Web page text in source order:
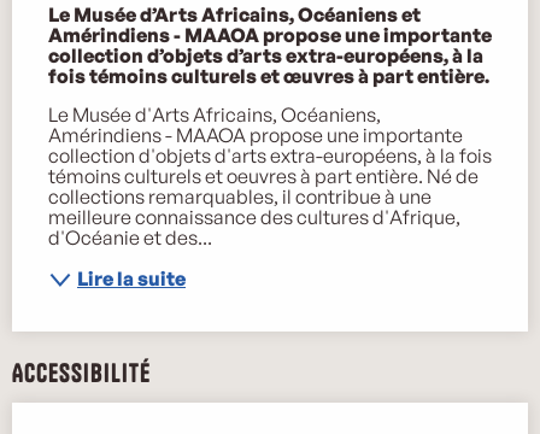
Le Musée d’Arts Africains, Océaniens et
Amérindiens - MAAOA propose une importante
collection d’objets d’arts extra-européens, à la
fois témoins culturels et œuvres à part entière.
Le Musée d'Arts Africains, Océaniens,
Amérindiens - MAAOA propose une importante
collection d'objets d'arts extra-européens, à la fois
témoins culturels et oeuvres à part entière. Né de
collections remarquables, il contribue à une
meilleure connaissance des cultures d'Afrique,
d'Océanie et des...
Lire la suite
Accessibilité